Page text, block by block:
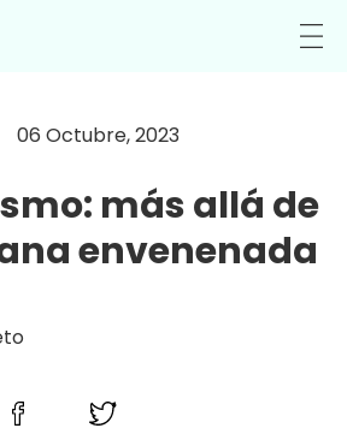
06 Octubre, 2023
más allá de
envenenada